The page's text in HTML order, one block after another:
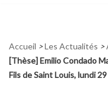
Accueil >Les Actualités >
[Thèse] Emilio Condado
Fils de Saint Louis, lundi